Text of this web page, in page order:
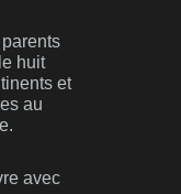
huit
et
au
avec